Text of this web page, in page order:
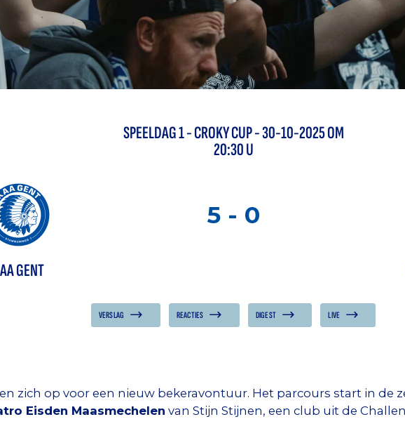
SPEELDAG1-CROKY CUP- 30-10-2025 OM
20:30 U
5 - 0
GENT
VERSLAG REACTIES DIGEST LIVE
zich op voor een nieuw bekeravontuur. Het parcours start in de
Eisden Maasmechelen van Stijn Stijnen, een club uit de